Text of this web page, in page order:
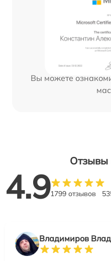
Вы можете
Отзывы
4.91799 отзывов
Владимиров